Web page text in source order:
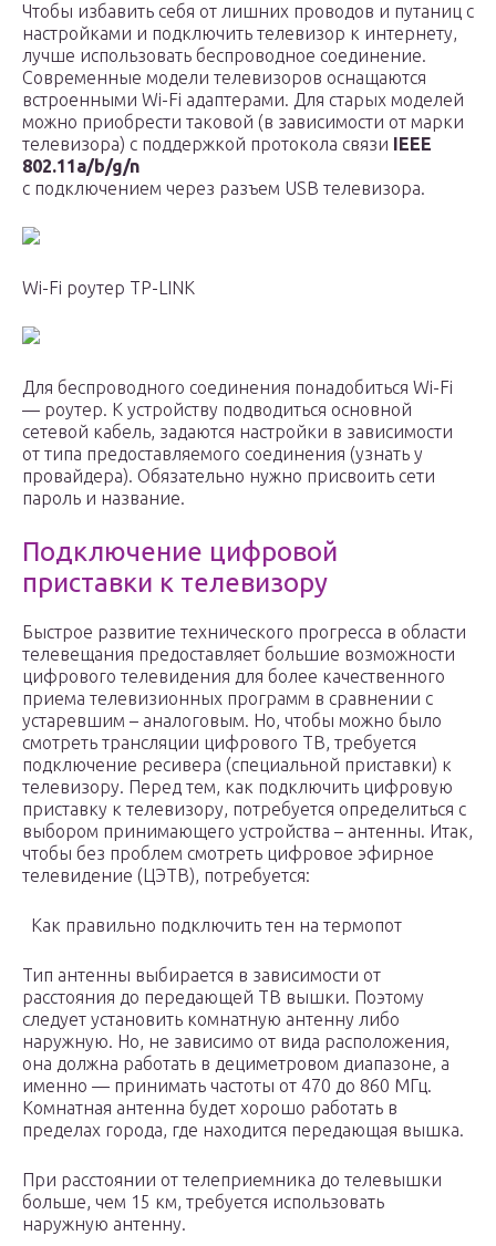
Чтобы избавить себя от лишних проводов и путаниц с
настройками и подключить телевизор к интернету,
лучше использовать беспроводное соединение.
Современные модели телевизоров оснащаются
встроенными Wi-Fi адаптерами. Для старых моделей
можно приобрести таковой (в зависимости от марки
телевизора) с поддержкой протокола связи IEEE
802.11a/b/g/n
с подключением через разъем USB телевизора.
Wi-Fi роутер TP-LINK
Для беспроводного соединения понадобиться Wi-Fi
— роутер. К устройству подводиться основной
сетевой кабель, задаются настройки в зависимости
от типа предоставляемого соединения (узнать у
провайдера). Обязательно нужно присвоить сети
пароль и название.
Подключение цифровой
приставки к телевизору
Быстрое развитие технического прогресса в области
телевещания предоставляет большие возможности
цифрового телевидения для более качественного
приема телевизионных программ в сравнении с
устаревшим – аналоговым. Но, чтобы можно было
смотреть трансляции цифрового ТВ, требуется
подключение ресивера (специальной приставки) к
телевизору. Перед тем, как подключить цифровую
приставку к телевизору, потребуется определиться с
выбором принимающего устройства – антенны. Итак,
чтобы без проблем смотреть цифровое эфирное
телевидение (ЦЭТВ), потребуется:
Как правильно подключить тен на термопот
Тип антенны выбирается в зависимости от
расстояния до передающей ТВ вышки. Поэтому
следует установить комнатную антенну либо
наружную. Но, не зависимо от вида расположения,
она должна работать в дециметровом диапазоне, а
именно — принимать частоты от 470 до 860 МГц.
Комнатная антенна будет хорошо работать в
пределах города, где находится передающая вышка.
При расстоянии от телеприемника до телевышки
больше, чем 15 км, требуется использовать
наружную антенну.